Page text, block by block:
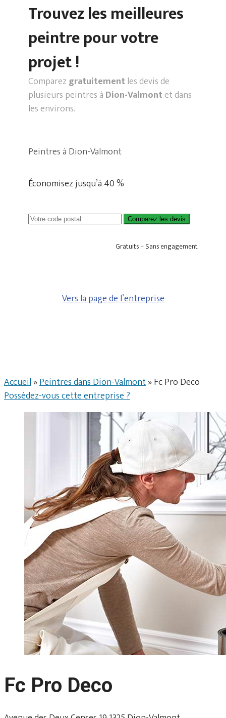
Trouvez les meilleures
peintre pour votre
projet !
Comparez gratuitementles devis de
plusieurs peintres à Dion-Valmontet dans
les environs.
Peintres à Dion-Valmont
Économisez jusqu’à 40 %
Comparez les devis
Gratuits – Sans engagement
Vers la page de l’entreprise
Accueil»Peintres dans Dion-Valmont»Fc Pro Deco
Possédez-vous cette entreprise ?
Fc Pro Deco